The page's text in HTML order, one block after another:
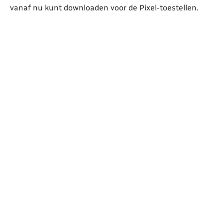
vanaf nu kunt downloaden voor de Pixel-toestellen.